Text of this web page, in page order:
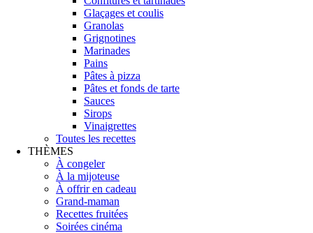
Glaçages et coulis
Granolas
Grignotines
Marinades
Pains
Pâtes à pizza
Pâtes et fonds de tarte
Sauces
Sirops
Vinaigrettes
Toutes les recettes
THÈMES
À congeler
À la mijoteuse
À offrir en cadeau
Grand-maman
Recettes fruitées
Soirées cinéma